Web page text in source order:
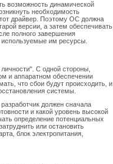
возможность динамической
необходимость
драйвер. Поэтому ОС должна
версии, а затем обеспечивать
полного завершения
им ресурсы.
С одной стороны,
и аппаратном обеспечении
что сбои будут происходить, и
системы.
должен сначала
и какой уровень высокой
определение потенциальных
или остановить
блок электропитания,